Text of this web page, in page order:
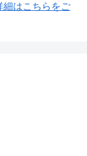
細はこちらをご